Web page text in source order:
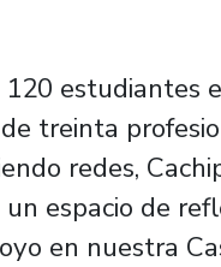
estudiantes
treinta
redes,
espacio de
en nuestra